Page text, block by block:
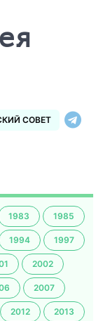
СОВЕТ
1983 1985
1994 1997
2002
2007
2012 2013